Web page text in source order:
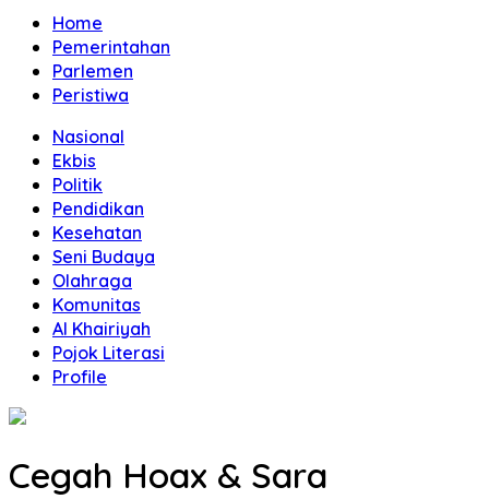
Home
Pemerintahan
Parlemen
Peristiwa
Nasional
Ekbis
Politik
Pendidikan
Kesehatan
Seni Budaya
Olahraga
Komunitas
Al Khairiyah
Pojok Literasi
Profile
Cegah Hoax & Sara